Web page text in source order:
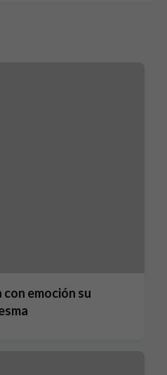
emoción su